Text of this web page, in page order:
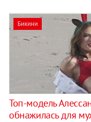
Бикини
Топ-модель
обнажилась для